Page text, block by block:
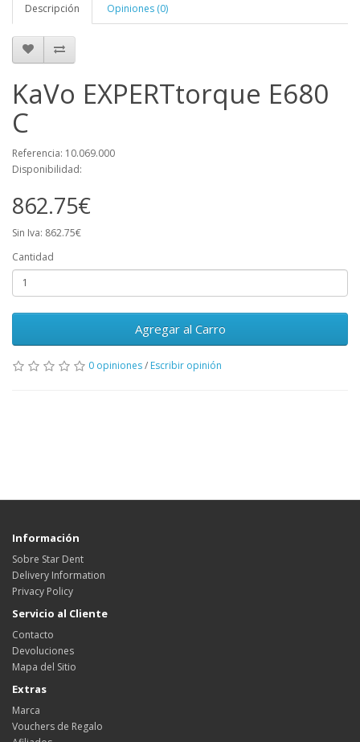
Descripción Opiniones (0)
KaVo EXPERTtorque E680
C
Referencia: 10.069.000
Disponibilidad:
862.75€
Sin Iva: 862.75€
Cantidad
Agregar al Carro
0 opiniones/ Escribir opinión
Información
Sobre Star Dent
Delivery Information
Privacy Policy
Servicio al Cliente
Contacto
Devoluciones
Mapa del Sitio
Extras
Marca
Vouchers de Regalo